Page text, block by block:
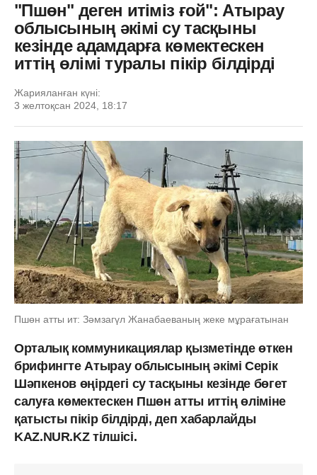
"Пшөн" деген итіміз ғой": Атырау
облысының әкімі су тасқыны
кезінде адамдарға көмектескен
иттің өлімі туралы пікір білдірді
Жарияланған күні:
3 желтоқсан 2024, 18:17
Пшөн атты ит: Зәмзагүл Жанабаеваның жеке мұрағатынан
Орталық коммуникациялар қызметінде өткен
брифингте Атырау облысының әкімі Серік
Шәпкенов өңірдегі су тасқыны кезінде бөгет
салуға көмектескен Пшөн атты иттің өліміне
қатысты пікір білдірді, деп хабарлайды
KAZ.NUR.KZ тілшісі.